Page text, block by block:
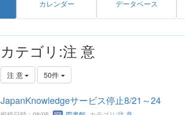
カレンダー データベース
カテゴリ:注 意
注 意 50件
JapanKnowledgeサービス停止8/21～24